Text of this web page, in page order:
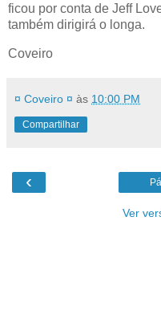
ficou por conta de Jeff
também dirigirá o longa.
Coveiro
¤ Coveiro ¤ às 10:00 PM
Compartilhar
‹
Ver